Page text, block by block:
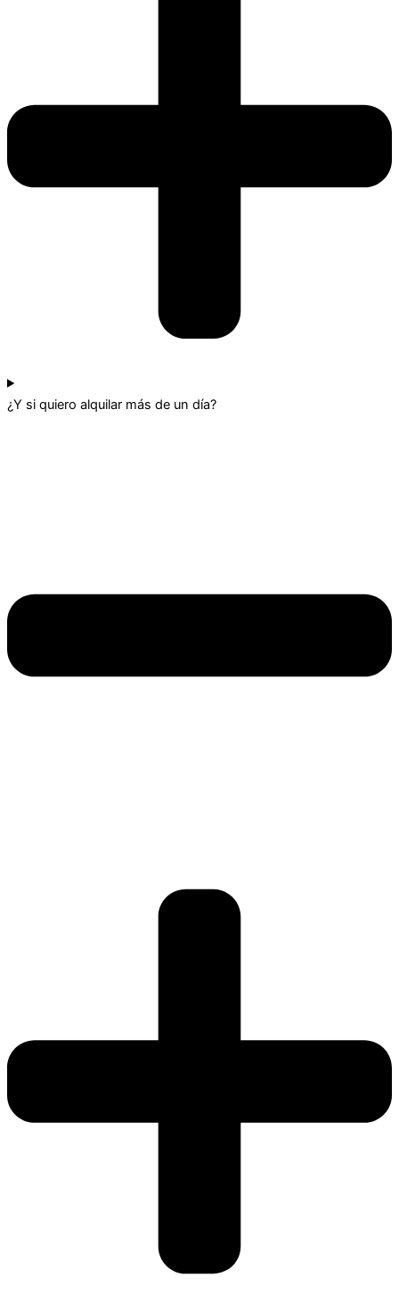
¿Y si quiero alquilar más de un día?